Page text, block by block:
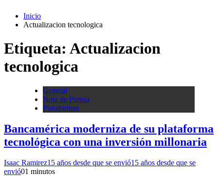
Inicio
Actualizacion tecnologica
Etiqueta: Actualizacion
tecnologica
General
Nota de Prensa
Plataformas
Bancamérica moderniza de su plataforma
tecnológica con una inversión millonaria
Isaac Ramirez15 años desde que se envió15 años desde que se
envió01 minutos